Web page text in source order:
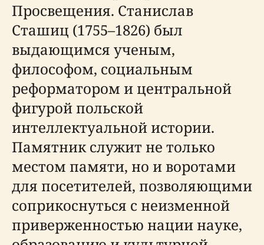
Просвещения. Станислав
Сташиц (1755–1826) был
выдающимся ученым,
философом, социальным
реформатором и центральной
фигурой польской
интеллектуальной истории.
Памятник служит не только
местом памяти, но и воротами
для посетителей, позволяющими
соприкоснуться с неизменной
приверженностью нации науке,